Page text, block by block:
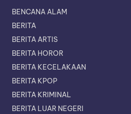
BENCANA ALAM
BERITA
BERITA ARTIS
BERITA HOROR
BERITA KECELAKAAN
BERITA KPOP
BERITA KRIMINAL
BERITA LUAR NEGERI